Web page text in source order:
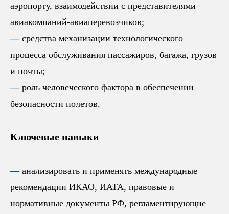
аэропорту, взаимодействии с представителями
авиакомпаний-авиаперевозчиков;
—средства механизации технологического
процесса обслуживания пассажиров, багажа, грузов
и почты;
—роль человеческого фактора в обеспечении
безопасности полетов.
Ключевые навыки
— анализировать и применять международные
рекомендации ИКАО, ИАТА, правовые и
нормативные документы РФ, регламентирующие